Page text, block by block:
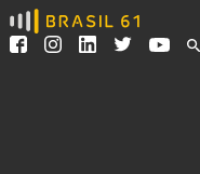
Ver todas as notícias
Podcasts